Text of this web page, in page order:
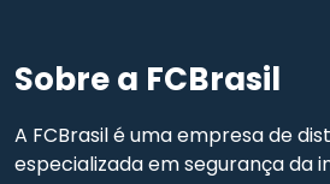
Sobre a FCBrasil
A FCBrasil é uma empresa de
especializada em segurança da